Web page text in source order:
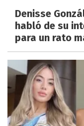
Denisse
habló de su
para un rato